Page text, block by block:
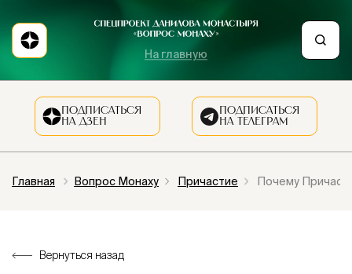
На главную
ПОДПИСАТЬСЯ
НА ДЗЕН
ПОДПИСАТЬСЯ
НА ТЕЛЕГРАМ
Главная Вопрос Монаху Причастие Почему
Вернуться назад